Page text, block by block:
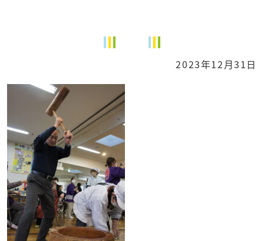
2023年12月31日